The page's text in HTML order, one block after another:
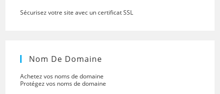
Sécurisez votre site avec un certificat SSL
Nom De Domaine
Achetez vos noms de domaine
Protégez vos noms de domaine